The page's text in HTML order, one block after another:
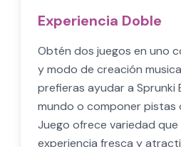
Experiencia Doble
Obtén dos juegos en uno
y modo de creación
prefieras ayudar a Sprunki
mundo o componer pistas
Juego ofrece variedad que
experiencia fresca y